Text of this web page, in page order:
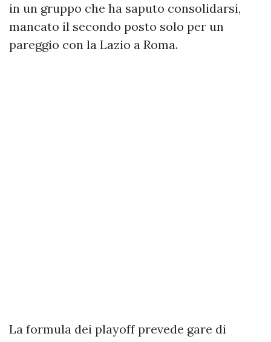
in un gruppo che ha saputo consolidarsi,
mancato il secondo posto solo per un
pareggio con la Lazio a Roma.
La formula dei playoff prevede gare di